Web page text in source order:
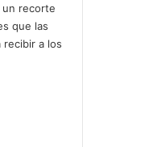
un recorte
que las
recibir a los